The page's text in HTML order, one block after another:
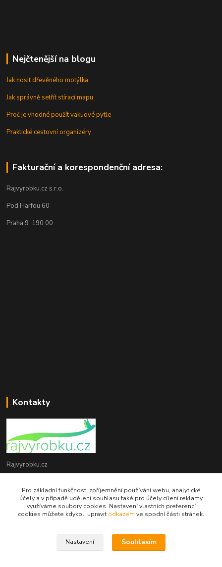
Nejčtenější na blogu
Jak nosit dřevěného motýlka
Jak správně setřít stírací mapu
Proč je vhodné použít vakuové pytle
Praktické cestovní organizéry
Fakturační a korespondenční adresa:
Rajvyrobku.cz s.r.o.
Pod Harfou 60
Praha 9 190 00
Kontakty
Rajvyrobku.cz
+420 735 538 799
info@rajvyrobku.cz
Pro základní funkčnost, zpříjemnění používání webu, analytické
účely a v případě udělení souhlasu také pro účely cílení reklamy
využíváme soubory cookies. Nastavení vlastních preferencí
cookies můžete kdykoli upravit odkazem ve spodní části stránek.
Nastavení Souhlasím